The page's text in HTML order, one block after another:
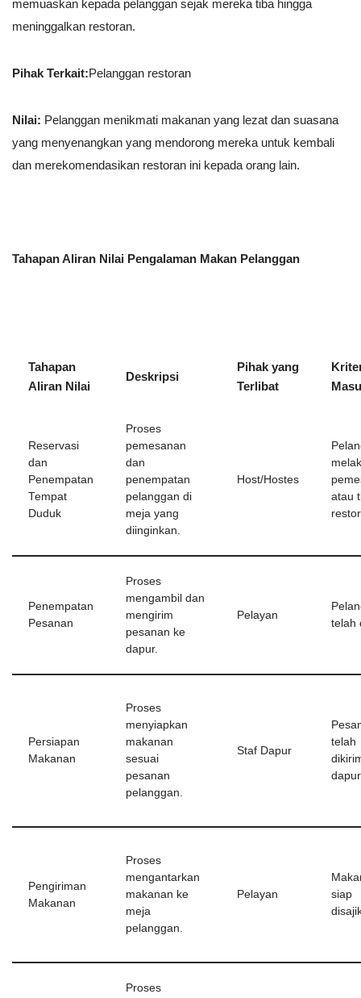
memuaskan kepada pelanggan sejak mereka tiba hingga
meninggalkan restoran.
Pihak Terkait:Pelanggan restoran
Nilai: Pelanggan menikmati makanan yang lezat dan suasana
yang menyenangkan yang mendorong mereka untuk kembali
dan merekomendasikan restoran ini kepada orang lain.
Tahapan Aliran Nilai Pengalaman Makan Pelanggan
Tahapan
Aliran Nilai
Deskripsi
Pihak yang
Terlibat
Reservasi
dan
Penempatan
Tempat
Duduk
Proses
pemesanan
dan
penempatan
pelanggan di
meja yang
diinginkan.
Host/Hostes
atau
Penempatan
Pesanan
Proses
mengambil dan
mengirim
pesanan ke
dapur.
Pelayan
telah
Persiapan
Makanan
Proses
menyiapkan
makanan
sesuai
pesanan
pelanggan.
Staf Dapur
telah
dapur
Pengiriman
Makanan
Proses
mengantarkan
makanan ke
meja
pelanggan.
Pelayan
siap
Proses